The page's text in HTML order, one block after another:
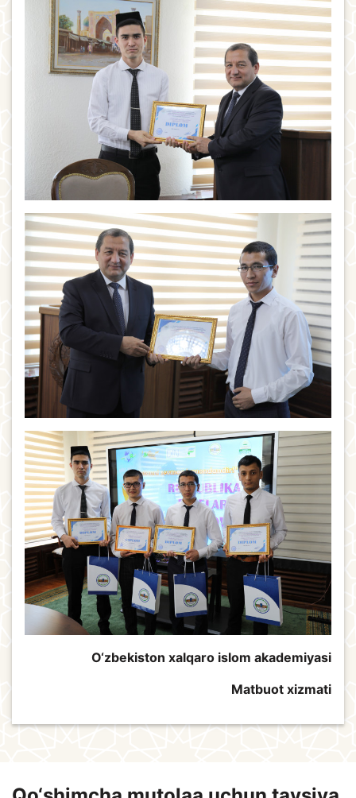
O‘zbekiston xalqaro islom akademiyasi
Matbuot xizmati